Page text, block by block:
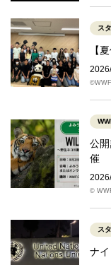
ス
【
公
催
©
ス
ナ